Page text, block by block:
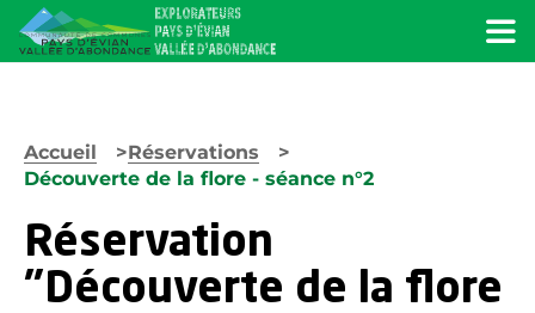
Accueil
Réservations
Découverte de la flore - séance n°2
Réservation
"Découverte de la flore